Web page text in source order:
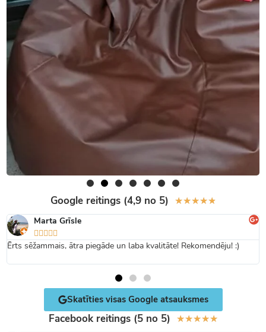
Google reitings (4,9 no 5) ★★★★★
Marta Grīsle
    
Ērts sēžammais, ātra piegāde un laba kvalitāte! Rekomendēju! :)
Skatīties visas Google atsauksmes
Facebook reitings (5 no 5) ★★★★★